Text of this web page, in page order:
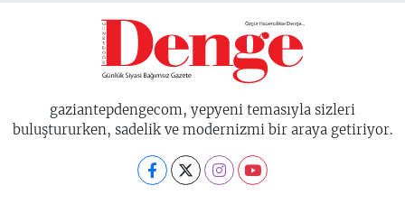
gaziantepdengecom, yepyeni temasıyla sizleri
buluştururken, sadelik ve modernizmi bir araya getiriyor.